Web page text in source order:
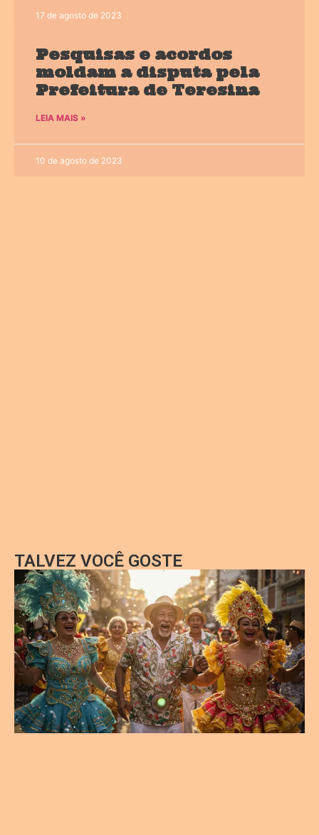
17 de agosto de 2023
Pesquisas e acordos
moldam a disputa pela
Prefeitura de Teresina
LEIA MAIS »
10 de agosto de 2023
TALVEZ VOCÊ GOSTE